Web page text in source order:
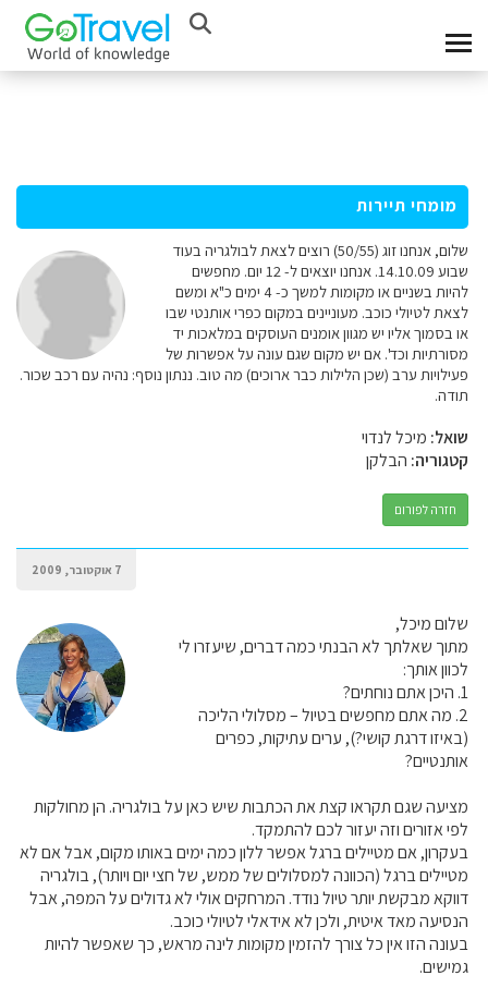
מומחי תיירות
שלום, אנחנו זוג (50/55) רוצים לצאת לבולגריה בעוד
שבוע 14.10.09. אנחנו יוצאים ל- 12 יום. מחפשים
להיות בשניים או מקומות למשך כ- 4 ימים כ"א ומשם
לצאת לטיולי כוכב. מעוניינים במקום כפרי אותנטי שבו
או בסמוך אליו יש מגוון אומנים העוסקים במלאכות יד
מסורתיות וכד'. אם יש מקום שגם עונה על אפשרות של
פעילויות ערב (שכן הלילות כבר ארוכים) מה טוב. ננתון נוסף: נהיה עם רכב שכור.
תודה.
שואל: מיכל לנדוי
קטגוריה: הבלקן
חזרה לפורום
7 אוקטובר, 2009
שלום מיכל,
מתוך שאלתך לא הבנתי כמה דברים, שיעזרו לי
לכוון אותך:
1. היכן אתם נוחתים?
2. מה אתם מחפשים בטיול – מסלולי הליכה
(באיזו דרגת קושי?), ערים עתיקות, כפרים
אותנטיים?
מציעה שגם תקראו קצת את הכתבות שיש כאן על בולגריה. הן מחולקות
לפי אזורים וזה יעזור לכם להתמקד.
בעקרון, אם מטיילים ברגל אפשר ללון כמה ימים באותו מקום, אבל אם לא
מטיילים ברגל (הכוונה למסלולים של ממש, של חצי יום ויותר), בולגריה
דווקא מבקשת יותר טיול נודד. המרחקים אולי לא גדולים על המפה, אבל
הנסיעה מאד איטית, ולכן לא אידאלי לטיולי כוכב.
בעונה הזו אין כל צורך להזמין מקומות לינה מראש, כך שאפשר להיות
גמישים.